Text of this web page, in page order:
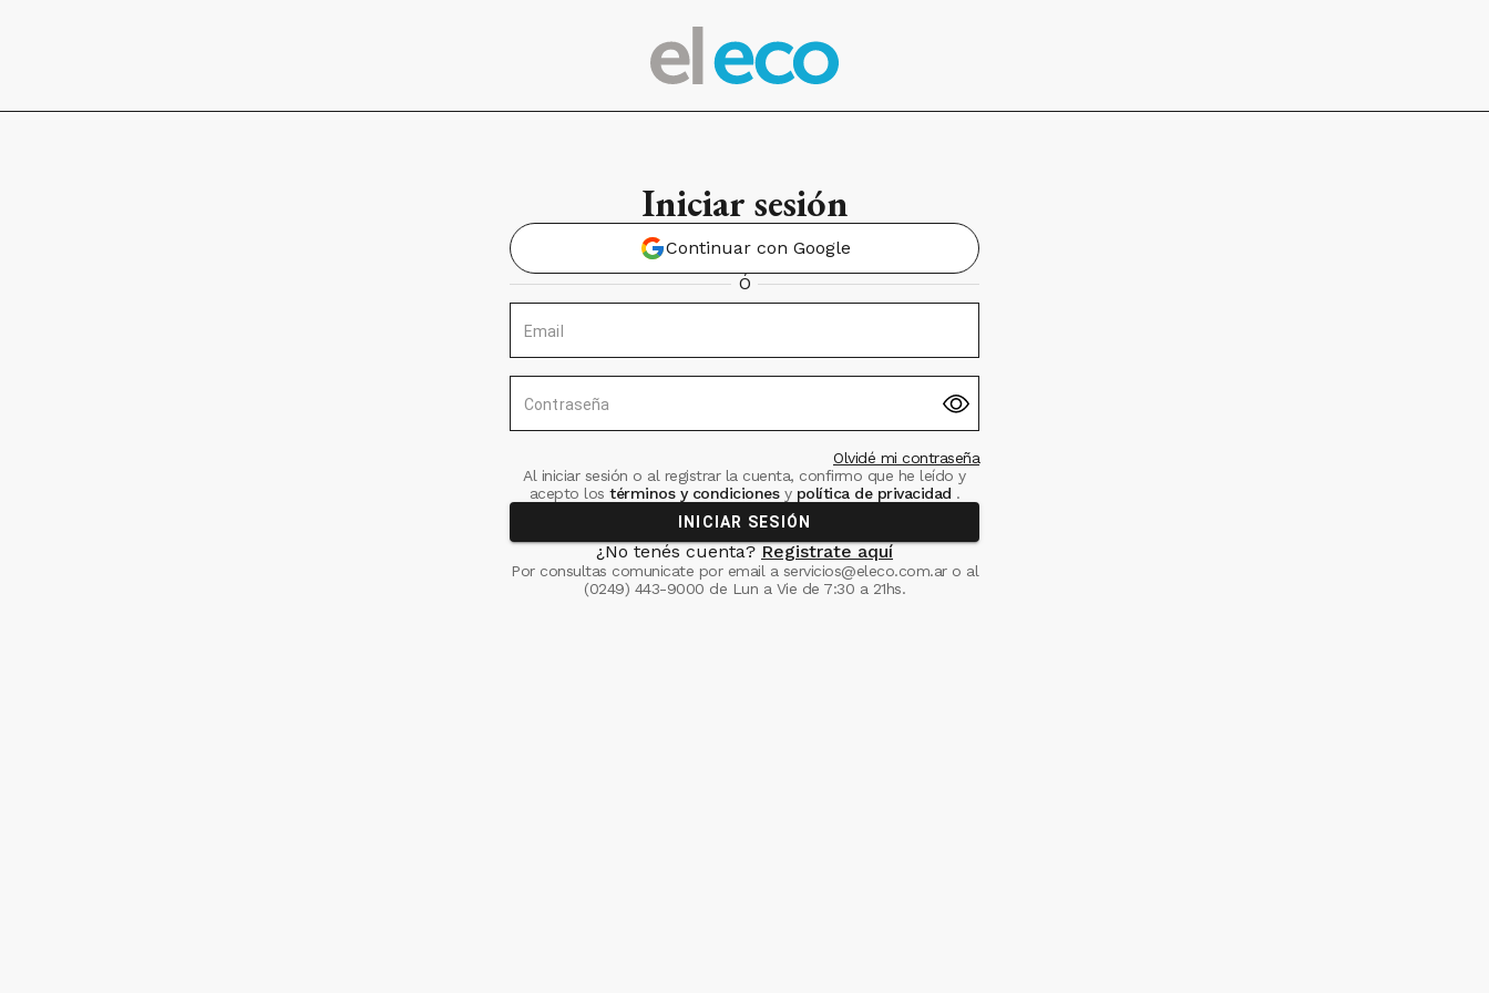
Iniciar sesión
Continuar con Google
Ó
Email
Contraseña
Olvidé mi contraseña
Al iniciar sesión o al registrar la cuenta, confirmo que he leído y
acepto los términos y condiciones ypolítica de privacidad .
INICIAR SESIÓN
¿No tenés cuenta? Registrate aquí
Por consultas comunicate por email a servicios@eleco.com.aro al
(0249) 443-9000 de Lun a Vie de 7:30 a 21hs.